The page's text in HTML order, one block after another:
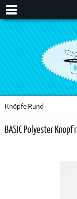
Knöpfe Rund
BASIC Polyester